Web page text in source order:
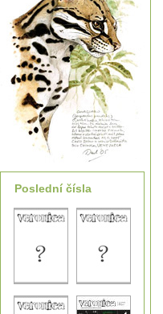
Poslední čísla